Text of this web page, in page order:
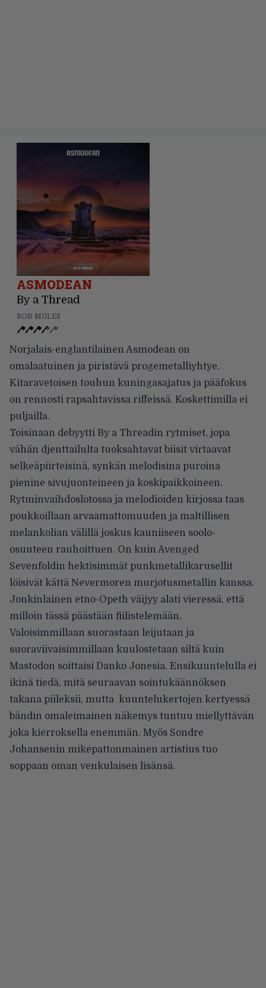
ASMODEAN
By a Thread
ROB MULES
Norjalais-englantilainen Asmodean on
omalaatuinen ja piristävä progemetalliyhtye.
Kitaravetoisen touhun kuningasajatus ja pääfokus
on rennosti rapsahtavissa riffeissä. Koskettimilla ei
puljailla.
Toisinaan debyytti By a Threadin rytmiset, jopa
vähän djenttailulta tuoksahtavat biisit virtaavat
selkeäpiirteisinä, synkän melodisina puroina
pienine sivujuonteineen ja koskipaikkoineen.
Rytminvaihdoslotossa ja melodioiden kirjossa taas
poukkoillaan arvaamattomuuden ja maltillisen
melankolian välillä joskus kauniiseen soolo-
osuuteen rauhoittuen. On kuin Avenged
Sevenfoldin hektisimmät punkmetallikarusellit
löisivät kättä Nevermoren murjotusmetallin kanssa.
Jonkinlainen etno-Opeth väijyy alati vieressä, että
milloin tässä päästään fiilistelemään.
Valoisimmillaan suorastaan leijutaan ja
suoraviivaisimmillaan kuulostetaan siltä kuin
Mastodon soittaisi Danko Jonesia. Ensikuuntelulla ei
ikinä tiedä, mitä seuraavan sointukäännöksen
takana piileksii, mutta kuuntelukertojen kertyessä
bändin omaleimainen näkemys tuntuu miellyttävän
joka kierroksella enemmän. Myös Sondre
Johansenin mikepattonmainen artistius tuo
soppaan oman venkulaisen lisänsä.